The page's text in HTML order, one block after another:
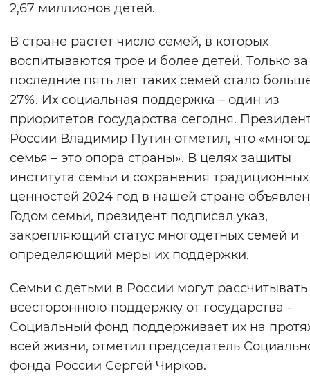
Цвет сайта
Монохромный Инверсивный
Синий фон
Изображения
Включены Выключены
Воспроизвести Остановить
Вернуть стандартные настройки
2,67 миллионов детей.
В стране растет число семей, в которых
воспитываются трое и более детей. Только за
последние пять лет таких семей стало
27%. Их социальная поддержка – один из
приоритетов государства сегодня.
России Владимир Путин отметил, что
семья – это опора страны». В целях защиты
института семьи и сохранения традиционных
ценностей 2024 год в нашей стране объявлен
Годом семьи, президент подписал указ,
закрепляющий статус многодетных семей и
определяющий меры их поддержки.
Семьи с детьми в России могут
всестороннюю поддержку от государства -
Социальный фонд поддерживает их на
всей жизни, отметил председатель
фонда России Сергей Чирков.